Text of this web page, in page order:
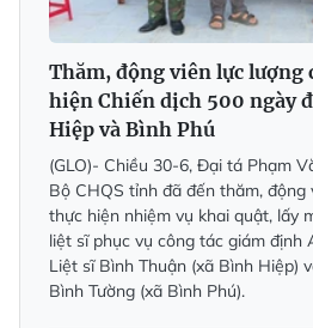
Thăm, động viên lực lượng
hiện Chiến dịch 500 ngày
Hiệp và Bình Phú
(GLO)- Chiều 30-6, Đại tá Phạm
Bộ CHQS tỉnh đã đến thăm, động
thực hiện nhiệm vụ khai quật, lấy
liệt sĩ phục vụ công tác giám định
Liệt sĩ Bình Thuận (xã Bình Hiệp)
Bình Tường (xã Bình Phú).